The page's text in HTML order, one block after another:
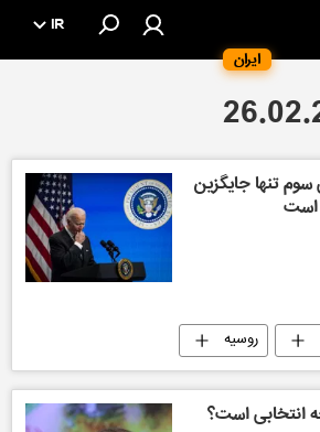
ایران
IR
تنها جایگزین
است
روسیه
انتخابی است؟